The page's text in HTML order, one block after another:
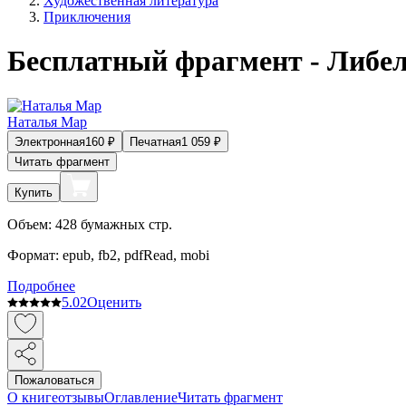
Приключения
Бесплатный фрагмент -
Наталья Мар
Электронная160 ₽ Печатная1 059 ₽
Читать фрагмент
Купить
Объем: 428 бумажных стр.
Формат: epub, fb2, pdfRead, mobi
Подробнее
5.02Оценить
Пожаловаться
О книгеотзывыОглавлениеЧитать фрагмент